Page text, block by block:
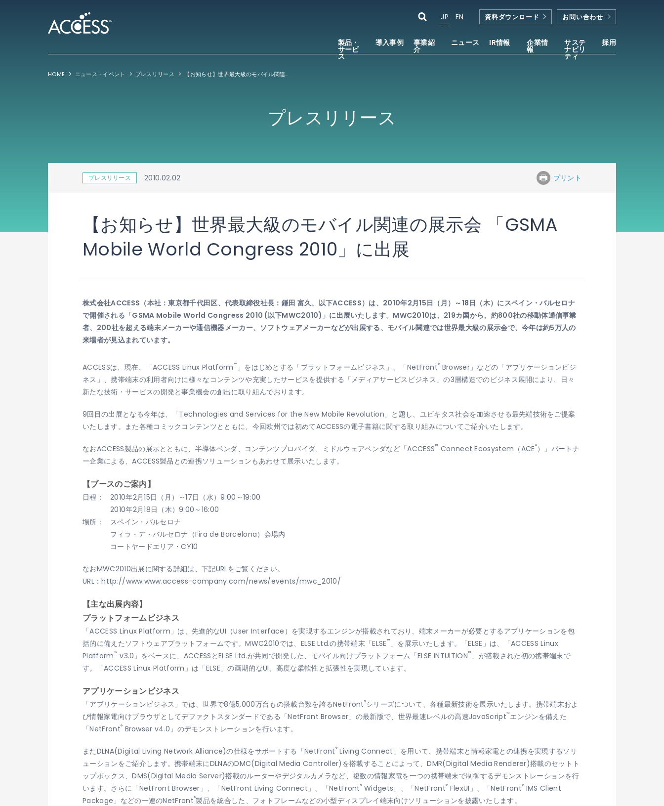
製品・
サービ
ス
導入事例 事業紹
介
ニュース IR情報 企業情
報
サステ
ナビリ
ティ
採用
JP EN 資料ダウンロード お問い合わせ
HOME ニュース・イベント プレスリリース 【お知らせ】世界最大級のモバイル関連の展示会 「GSMA Mobile World Congress 2010」に出展
プレスリリース
プレスリリース 2010.02.02 プリント
【お知らせ】世界最大級のモバイル関連の展示会 「GSMA
Mobile World Congress 2010」に出展
株式会社ACCESS（本社：東京都千代田区、代表取締役社長：鎌田 富久、以下ACCESS）は、2010年2月15日（月）～18日（木）にスペイン・バルセロナ
で開催される「GSMA Mobile World Congress 2010 (以下MWC2010)」に出展いたします。MWC2010は、219カ国から、約800社の移動体通信事業
者、200社を超える端末メーカーや通信機器メーカー、ソフトウェアメーカーなどが出展する、モバイル関連では世界最大級の展示会で、今年は約5万人の
来場者が見込まれています。
ACCESSは、現在、「ACCESS Linux Platform™ 」をはじめとする「プラットフォームビジネス」、「NetFront® Browser」などの「アプリケーションビジ
ネス」、携帯端末の利用者向けに様々なコンテンツや充実したサービスを提供する「メディアサービスビジネス」の3層構造でのビジネス展開により、日々
新たな技術・サービスの開発と事業機会の創出に取り組んでおります。
9回目の出展となる今年は、「Technologies and Services for the New Mobile Revolution」と題し、ユビキタス社会を加速させる最先端技術をご提案
いたします。また各種コミックコンテンツとともに、今回欧州では初めてACCESSの電子書籍に関する取り組みについてご紹介いたします。
なおACCESS製品の展示とともに、半導体ベンダ、コンテンツプロバイダ、ミドルウェアベンダなど「ACCESS™ Connect Ecosystem（ACE®）」パートナ
ー企業による、ACCESS製品との連携ソリューションもあわせて展示いたします。
【ブースのご案内】
日程：
2010年2月15日（月）～17日（水）9:00～19:00
2010年2月18日（木）9:00～16:00
場所：
スペイン・バルセロナ
フィラ・デ・バルセロナ（Fira de Barcelona）会場内
コートヤードエリア・CY10
なおMWC2010出展に関する詳細は、下記URLをご覧ください。
URL：http://www.www.access-company.com/news/events/mwc_2010/
【主な出展内容】
プラットフォームビジネス
「ACCESS Linux Platform」は、先進的なUI（User Interface）を実現するエンジンが搭載されており、端末メーカーが必要とするアプリケーションを包
括的に備えたソフトウェアプラットフォームです。MWC2010では、ELSE Ltd.の携帯端末「ELSE™ 」を展示いたします。「ELSE」は、「ACCESS Linux
Platform™ v3.0」をベースに、ACCESSとELSE Ltd.が共同で開発した、モバイル向けプラットフォーム「ELSE INTUITION™ 」が搭載された初の携帯端末で
す。「ACCESS Linux Platform」は「ELSE」の画期的なUI、高度な柔軟性と拡張性を実現しています。
アプリケーションビジネス
「アプリケーションビジネス」では、世界で8億5,000万台もの搭載台数を誇るNetFront®シリーズについて、各種最新技術を展示いたします。携帯端末およ
び情報家電向けブラウザとしてデファクトスタンダードである「NetFront Browser」の最新版で、世界最速レベルの高速JavaScript™エンジンを備えた
「NetFront® Browser v4.0」のデモンストレーションを行います。
またDLNA(Digital Living Network Alliance)の仕様をサポートする「NetFront®Living Connect」を用いて、携帯端末と情報家電との連携を実現するソリ
ューションをご紹介します。携帯端末にDLNAのDMC(Digital Media Controller)を搭載することによって、DMR(Digital Media Renderer)搭載のセットト
ップボックス、DMS(Digital Media Server)搭載のルーターやデジタルカメラなど、複数の情報家電を一つの携帯端末で制御するデモンストレーションを行
います。さらに「NetFront Browser」、「NetFront Living Connect」、「NetFront®Widgets」、「NetFront® FlexUI」、「NetFront® IMS Client
Package」などの一連のNetFront®製品を統合した、フォトフレームなどの小型ディスプレイ端末向けソリューションを披露いたします。